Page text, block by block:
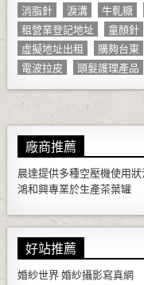
消脂針
淚溝 牛軋糖
租營業登記地址
童顏針
虛擬地址出租
購夠台東
電波拉皮
頭髮護理產品
廠商推薦
晨達提供多種空壓機使用
鴻和興專業於生產茶葉罐
好站推薦
婚紗世界 婚紗攝影寫真網